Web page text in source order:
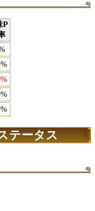
P
テータス